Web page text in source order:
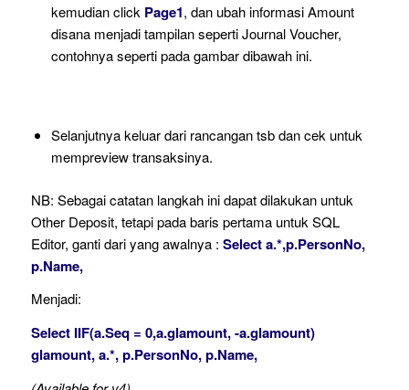
kemudian click Page1, dan ubah informasi Amount
disana menjadi tampilan seperti Journal Voucher,
contohnya seperti pada gambar dibawah ini.
Selanjutnya keluar dari rancangan tsb dan cek untuk
mempreview transaksinya.
NB: Sebagai catatan langkah ini dapat dilakukan untuk
Other Deposit, tetapi pada baris pertama untuk SQL
Editor, ganti dari yang awalnya : Select a.*,p.PersonNo,
p.Name,
Menjadi:
Select IIF(a.Seq = 0,a.glamount, -a.glamount)
glamount, a.*, p.PersonNo, p.Name,